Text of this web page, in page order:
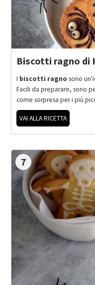
Biscotti ragno di
I biscotti ragno sono
Facili da preparare, sono
come sorpresa per i più
VAI ALLA RICETTA
7